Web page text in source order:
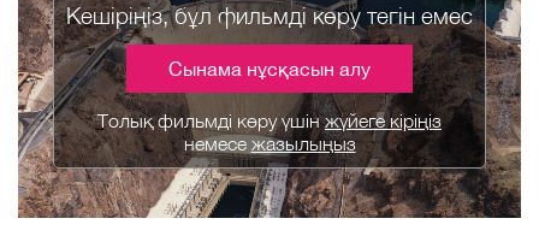
Кешіріңіз, бұл фильмді көру тегін емес
Сынама нұсқасын алу
Толық фильмді көру үшінжүйеге кіріңіз
немесе жазылыңыз